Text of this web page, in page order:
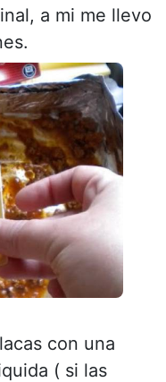
a mi me llevo
con una
( si las